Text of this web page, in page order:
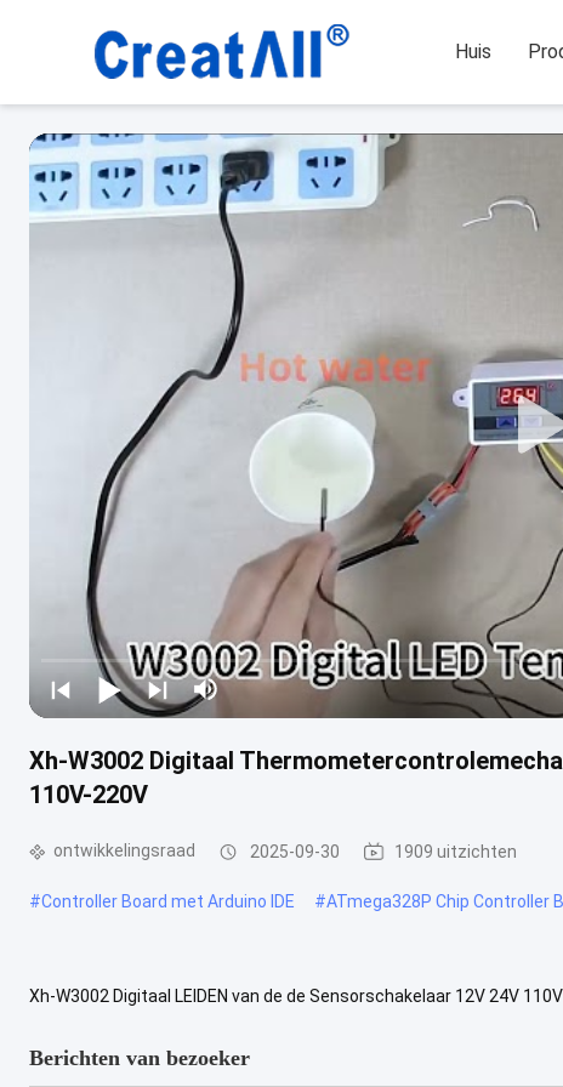
Huis
Xh-W3002 Digitaal
110V-220V
ontwikkelingsraad 2025-09-30 1909 uitzichten
#Controller Board met Arduino IDE #ATmega328P Chip Controller
Xh-W3002 Digitaal LEIDEN van de de Sensorschakelaar 12V 24V
Berichten van bezoeker